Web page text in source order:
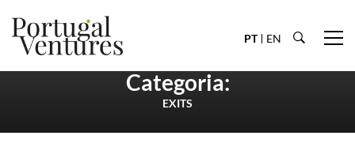
PT EN
Categoria:
EXITS